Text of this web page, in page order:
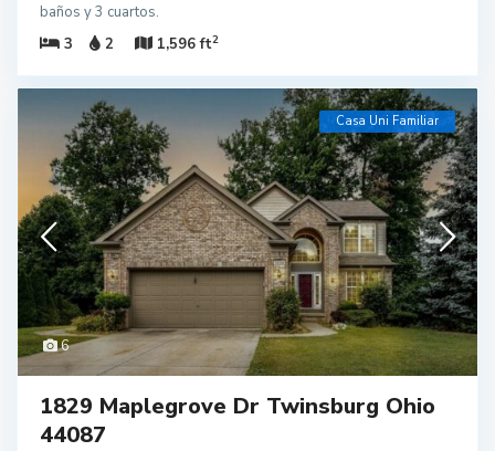
baños y 3 cuartos.
3
2 1,596 ft2
6
Casa Uni Familiar
1829 Maplegrove Dr Twinsburg Ohio
44087